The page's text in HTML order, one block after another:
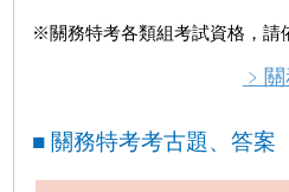
※關務特考各類組考試資格，請
﹥
■ 關務特考考古題、答案